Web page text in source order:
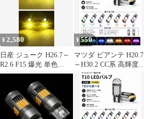
SET 特注ハイパワー
LEDチップ搭載 ポン付
け 新品 送料込み Bタイ
プ
室内灯 用 2個SET 新品
¥2,580
日産 ジューク H26.7～
R2.6 F15 爆光 単色
H8/H11/H16 LED フォ
グランプ バルブ 球 2個
SET 特注ハイパワー
LEDチップ搭載 ポン付
け 新品 送料込み Bタイ
¥550
マツダ ビアンテ H20.7
～H30.2 CC系 高輝度
T10 LED バルブ 12V
COBチップ搭載 7色選
択可 ナンバー灯 ライセ
ンスランプ 用 2個SET
新品